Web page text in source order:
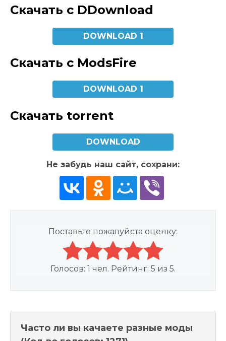
Скачать с DDownload
DOWNLOAD 1
Скачать с ModsFire
DOWNLOAD 1
Скачать torrent
DOWNLOAD
Не забудь наш сайт, сохрани:
Поставьте пожалуйста оценку:
Голосов: 1 чел. Рейтинг: 5 из 5.
Часто ли вы качаете разные моды